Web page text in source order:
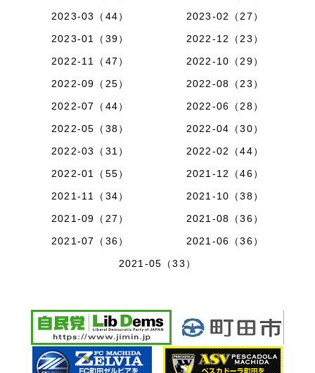
2023-03（44）
2023-02（27）
2023-01（39）
2022-12（23）
2022-11（47）
2022-10（29）
2022-09（25）
2022-08（23）
2022-07（44）
2022-06（28）
2022-05（38）
2022-04（30）
2022-03（31）
2022-02（44）
2022-01（55）
2021-12（46）
2021-11（34）
2021-10（38）
2021-09（27）
2021-08（36）
2021-07（36）
2021-06（36）
2021-05（33）